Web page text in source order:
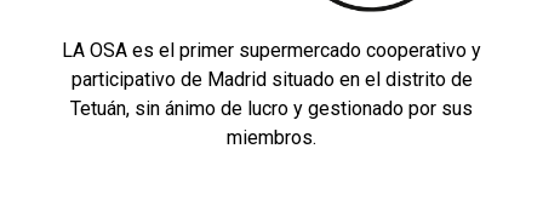
LA OSA es el primer supermercado cooperativo y
participativo de Madrid situado en el distrito de
Tetuán, sin ánimo de lucro y gestionado por sus
miembros.